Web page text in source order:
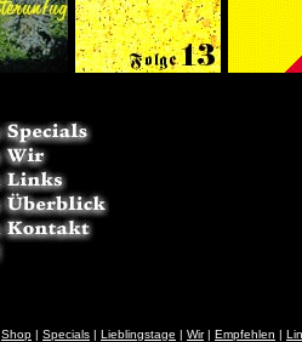
Shop | Specials | Lieblingstage | Wir| Empfehlen |